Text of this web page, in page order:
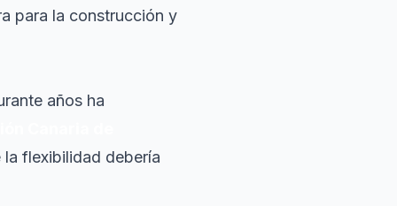
para la construcción y
años ha
flexibilidad debería